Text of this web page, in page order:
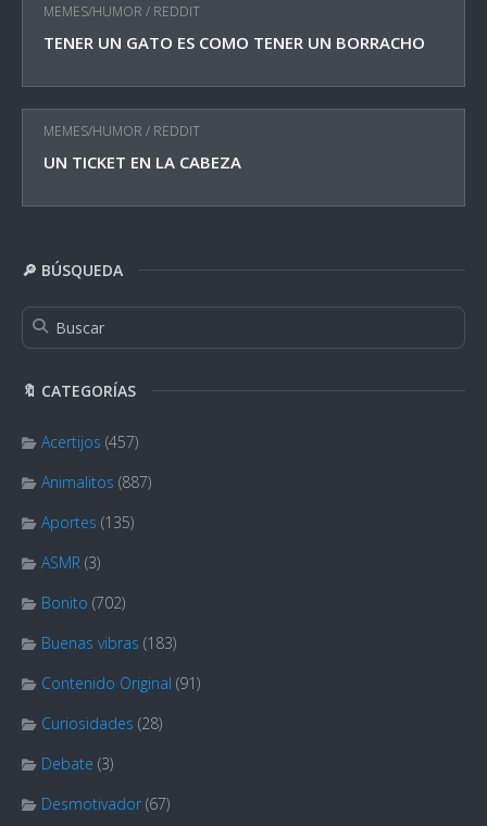
MEMES/HUMOR / REDDIT
TENER UN GATO ES COMO TENER UN BORRACHO
MEMES/HUMOR / REDDIT
UN TICKET EN LA CABEZA
🔎 BÚSQUEDA
🔖 CATEGORÍAS
Acertijos (457)
Animalitos (887)
Aportes (135)
ASMR (3)
Bonito (702)
Buenas vibras (183)
Contenido Original (91)
Curiosidades (28)
Debate (3)
Desmotivador (67)